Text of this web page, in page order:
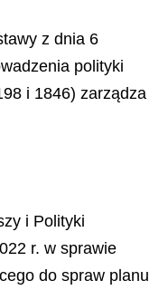
z dnia 6
polityki
i 1846) zarządza
i Polityki
r. w sprawie
do spraw planu